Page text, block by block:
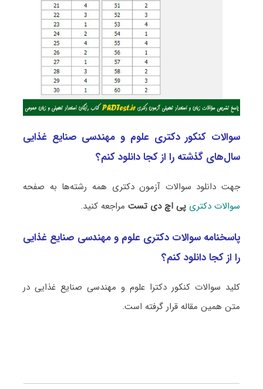
سوالات کنکور دکتری علوم و مهندسی صنایع غذایی
سال‌های گذشته را از کجا دانلود کنم؟
جهت دانلود سوالات آزمون دکتری همه رشته‌ها به صفحه
سوالات دکتری پی اچ دی تستمراجعه کنید.
پاسخنامه سوالات دکتری علوم و مهندسی صنایع غذایی
را از کجا دانلود کنم؟
کلید سوالات کنکور دکترا علوم و مهندسی صنایع غذایی در
متن همین مقاله قرار گرفته است.